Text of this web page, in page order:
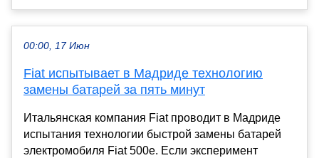
00:00, 17 Июн
Fiat испытывает в Мадриде технологию
замены батарей за пять минут
Итальянская компания Fiat проводит в Мадриде
испытания технологии быстрой замены батарей
электромобиля Fiat 500e. Если эксперимент